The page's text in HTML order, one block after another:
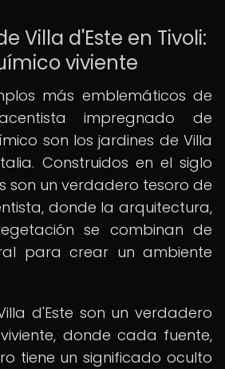
Villa d'Este en Tivoli:
viviente
más emblemáticos de
impregnado de
son los jardines de Villa
Construidos en el siglo
son un verdadero tesoro de
donde la arquitectura,
se combinan de
para crear un ambiente
d'Este son un verdadero
donde cada fuente,
tiene un significado oculto